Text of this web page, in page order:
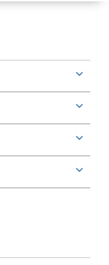
More
details
More
details
More
details
More
details